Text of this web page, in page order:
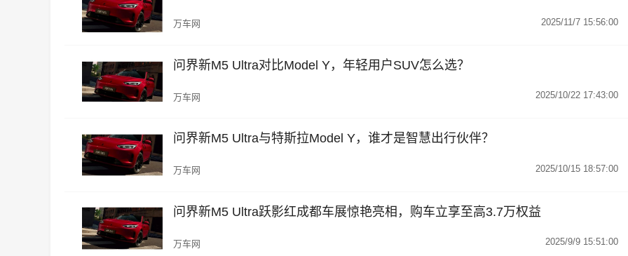
万车网 2025/11/7 15:56:00
问界新M5 Ultra对比Model Y，年轻用户SUV怎么选？
万车网 2025/10/22 17:43:00
问界新M5 Ultra与特斯拉Model Y，谁才是智慧出行伙伴？
万车网 2025/10/15 18:57:00
问界新M5 Ultra跃影红成都车展惊艳亮相，购车立享至高3.7万权益
万车网 2025/9/9 15:51:00